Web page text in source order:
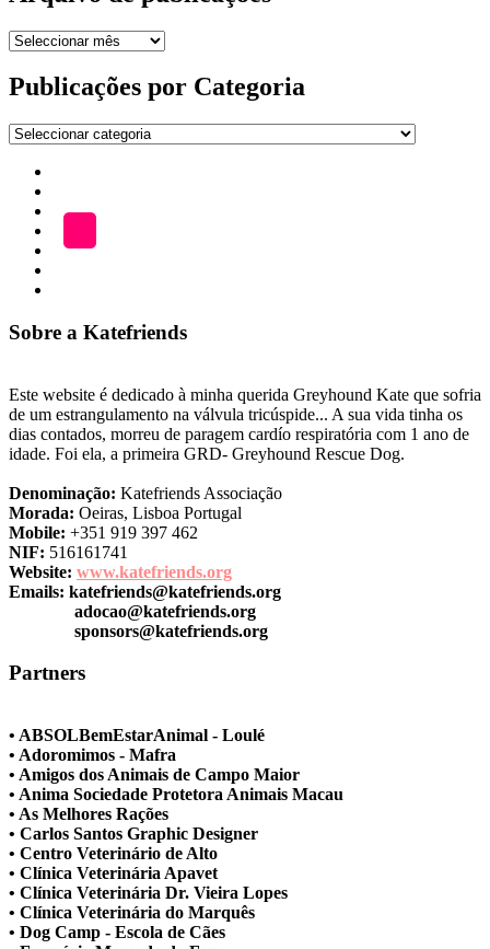
Arquivo
publicações
Publicações por Categoria
Publicações
Categoria
ADOÇÃO
LOJA
Sobre a Katefriends
Este website é dedicado à minha querida Greyhound Kate que sofria
de um estrangulamento na válvula tricúspide... A sua vida tinha os
dias contados, morreu de paragem cardío respiratória com 1 ano de
idade. Foi ela, a primeira GRD- Greyhound Rescue Dog.
Denominação: Katefriends Associação
Morada: Oeiras, Lisboa Portugal
Mobile: +351 919 397 462
NIF: 516161741
Website: www.katefriends.org
Emails: katefriends@katefriends.org
adocao@katefriends.org
sponsors@katefriends.org
Partners
• ABSOLBemEstarAnimal - Loulé
• Adoromimos - Mafra
• Amigos dos Animais de Campo Maior
• Anima Sociedade Protetora Animais Macau
• As Melhores Rações
• Carlos Santos Graphic Designer
• Centro Veterinário de Alto
• Clínica Veterinária Apavet
• Clínica Veterinária Dr. Vieira Lopes
• Clínica Veterinária do Marquês
• Dog Camp - Escola de Cães